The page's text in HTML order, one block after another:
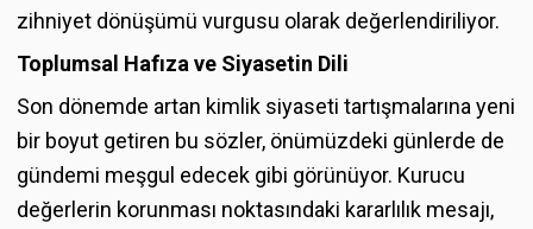
zihniyet dönüşümü vurgusu olarak değerlendiriliyor.
Toplumsal Hafıza ve Siyasetin Dili
Son dönemde artan kimlik siyaseti tartışmalarına yeni
bir boyut getiren bu sözler, önümüzdeki günlerde de
gündemi meşgul edecek gibi görünüyor. Kurucu
değerlerin korunması noktasındaki kararlılık mesajı,